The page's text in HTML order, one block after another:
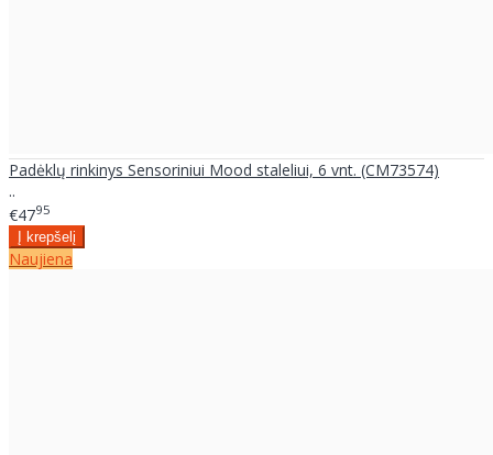
Padėklų rinkinys Sensoriniui Mood staleliui, 6 vnt. (CM73574)
..
€4795
Naujiena